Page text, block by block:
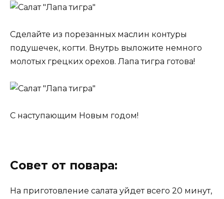
Сделайте из порезанных маслин контуры
подушечек, когти. Внутрь выложите немного
молотых грецких орехов. Лапа тигра готова!
С наступающим Новым годом!
Совет от повара:
На приготовление салата уйдет всего 20 минут,